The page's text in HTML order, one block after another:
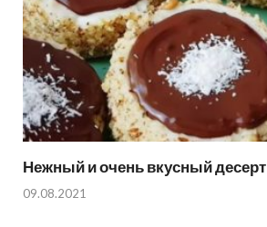
Нежный и очень вкусный десерт
09.08.2021